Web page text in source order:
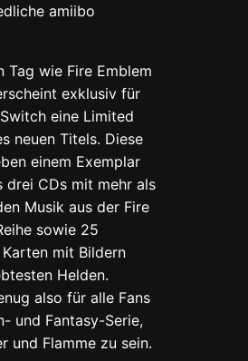
amiibo
Tag wie Fire Emblem
exklusiv für
eine Limited
neuen Titels. Diese
einem Exemplar
drei CDs mit mehr als
Musik aus der Fire
sowie 25
mit Bildern
Helden.
also für alle Fans
und Fantasy-Serie,
und Flamme zu sein.